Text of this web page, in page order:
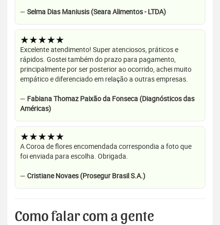
— Selma Dias Maniusis (Seara Alimentos - LTDA)
★★★★★
Excelente atendimento! Super atenciosos, práticos e
rápidos. Gostei também do prazo para pagamento,
principalmente por ser posterior ao ocorrido, achei muito
empático e diferenciado em relação a outras empresas.
— Fabiana Thomaz Paixão da Fonseca (Diagnósticos das
Américas)
★★★★★
A Coroa de flores encomendada correspondia a foto que
foi enviada para escolha. Obrigada.
— Cristiane Novaes (Prosegur Brasil S.A.)
Como falar com a gente